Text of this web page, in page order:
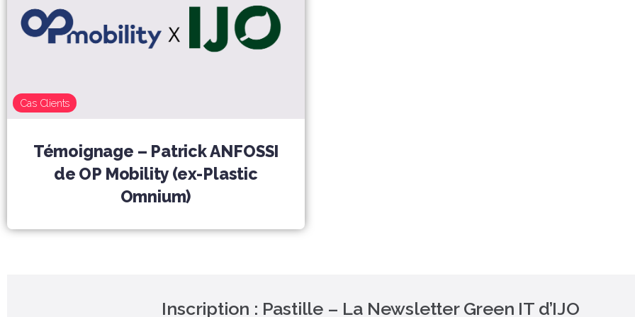
Cas Clients
Témoignage – Patrick ANFOSSI
de OP Mobility (ex-Plastic
Omnium)
Inscription : Pastille – La Newsletter Green IT d’IJO